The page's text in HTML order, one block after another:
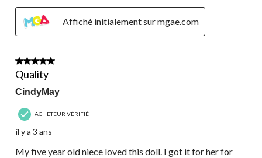
Affiché initialement sur mgae.com
5 étoile(s) sur 5.
Quality
CindyMay
ACHETEUR VÉRIFIÉ
il y a 3 ans
My five year old niece loved this doll. I got it for her for